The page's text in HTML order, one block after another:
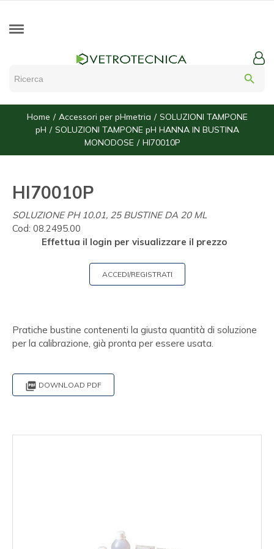
search
Home Accessori per pHmetria
SOLUZIONI TAMPONE
pH
SOLUZIONI TAMPONE pH HANNA IN BUSTINA
MONODOSE
HI70010P
HI70010P
SOLUZIONE PH 10.01, 25 BUSTINE DA 20 ML
Cod: 08.2495.00
Effettua il login per visualizzare il prezzo
ACCEDI/REGISTRATI
Pratiche bustine contenenti la giusta quantità di soluzione
per la calibrazione, già pronta per essere usata.
 DOWNLOAD PDF